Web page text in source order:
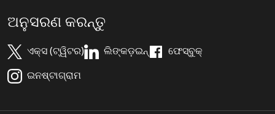
ଅନୁସରଣ କରନ୍ତୁ
ଏକ୍ସ (ଟ୍ୱିଟର) ଲିଙ୍କଡ଼ଇନ୍
ଫେସ୍ବୁକ୍
ଇନଷ୍ଟାଗ୍ରାମ